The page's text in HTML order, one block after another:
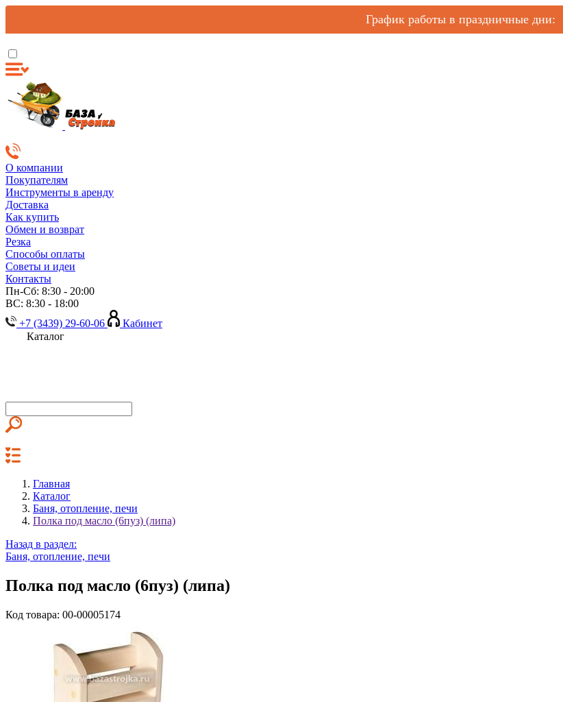
График работы в праздничные дни:
О компании
Покупателям
Инструменты в аренду
Доставка
Как купить
Обмен и возврат
Резка
Способы оплаты
Советы и идеи
Контакты
Пн-Сб: 8:30 - 20:00
ВС: 8:30 - 18:00
+7 (3439) 29-60-06
Кабинет
Каталог
Главная
Каталог
Баня, отопление, печи
Полка под масло (6пуз) (липа)
Назад в раздел:
Баня, отопление, печи
Полка под масло (6пуз) (липа)
Код товара: 00-00005174